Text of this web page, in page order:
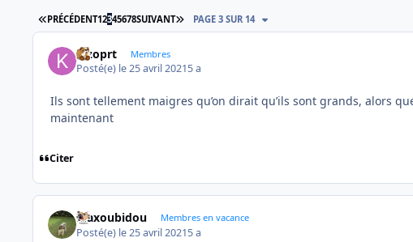
PREMIÈRE PAGE
PRÉCÉDENT12345678SUIVANT DERNIÈRE PAGE
PAGE 3 SUR 14
kizoprt Membres
Posté(e) le 25 avril 20215 a
Ils sont tellement maigres qu’on dirait qu’ils sont grands, alors
maintenant
Citer
Maxoubidou Membres en vacance
Posté(e) le 25 avril 20215 a